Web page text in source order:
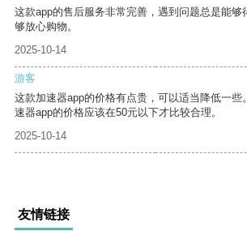
这款app的售后服务非常完善，遇到问题总是能够
够放心购物。
2025-10-14
游客
这款加速器app的价格有点贵，可以适当降低一些
速器app的价格应该在50元以下才比较合理。
2025-10-14
友情链接